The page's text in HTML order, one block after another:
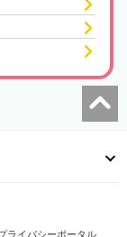
ライバシーポータル